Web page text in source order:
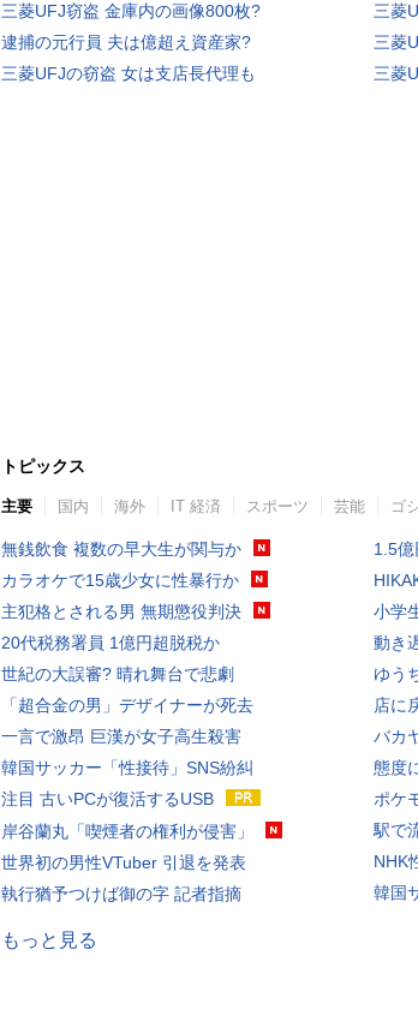
三菱UFJ窃盗 金庫内の画像800枚?
三菱
逮捕の元行員 夫は億超え資産家?
三菱
三菱UFJの窃盗 女は支店長代理も
三菱
トピックス
主要 国内 海外 IT 経済 スポーツ 芸能 ゴ
無銭飲食 複数の早大生が関与か
カラオケで15歳少女に性暴行か
主犯格とされる男 無期懲役判決
20代税務署員 1億円超脱税か
世紀の大誤審? 晴れ舞台で悲劇
「超合金の男」デザイナーが死去
一言で激昂 巨漢が女子高生殺害
韓国サッカー「性接待」SNS紛糾
注目 古いPCが復活するUSB
岸谷蘭丸「喫煙者の権利が侵害」
世界初の男性VTuber 引退を発表
執行猶予つけば御の字 記者指摘
1.5
小学
動き
ゆう
店に
バカ
態度
ポケ
駅で
NHK
韓国
もっと見る